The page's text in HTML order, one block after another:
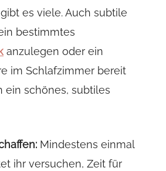
es viele. Auch subtile
bestimmtes
anzulegen oder ein
im Schlafzimmer bereit
ein schönes, subtiles
Mindestens einmal
ihr versuchen, Zeit für